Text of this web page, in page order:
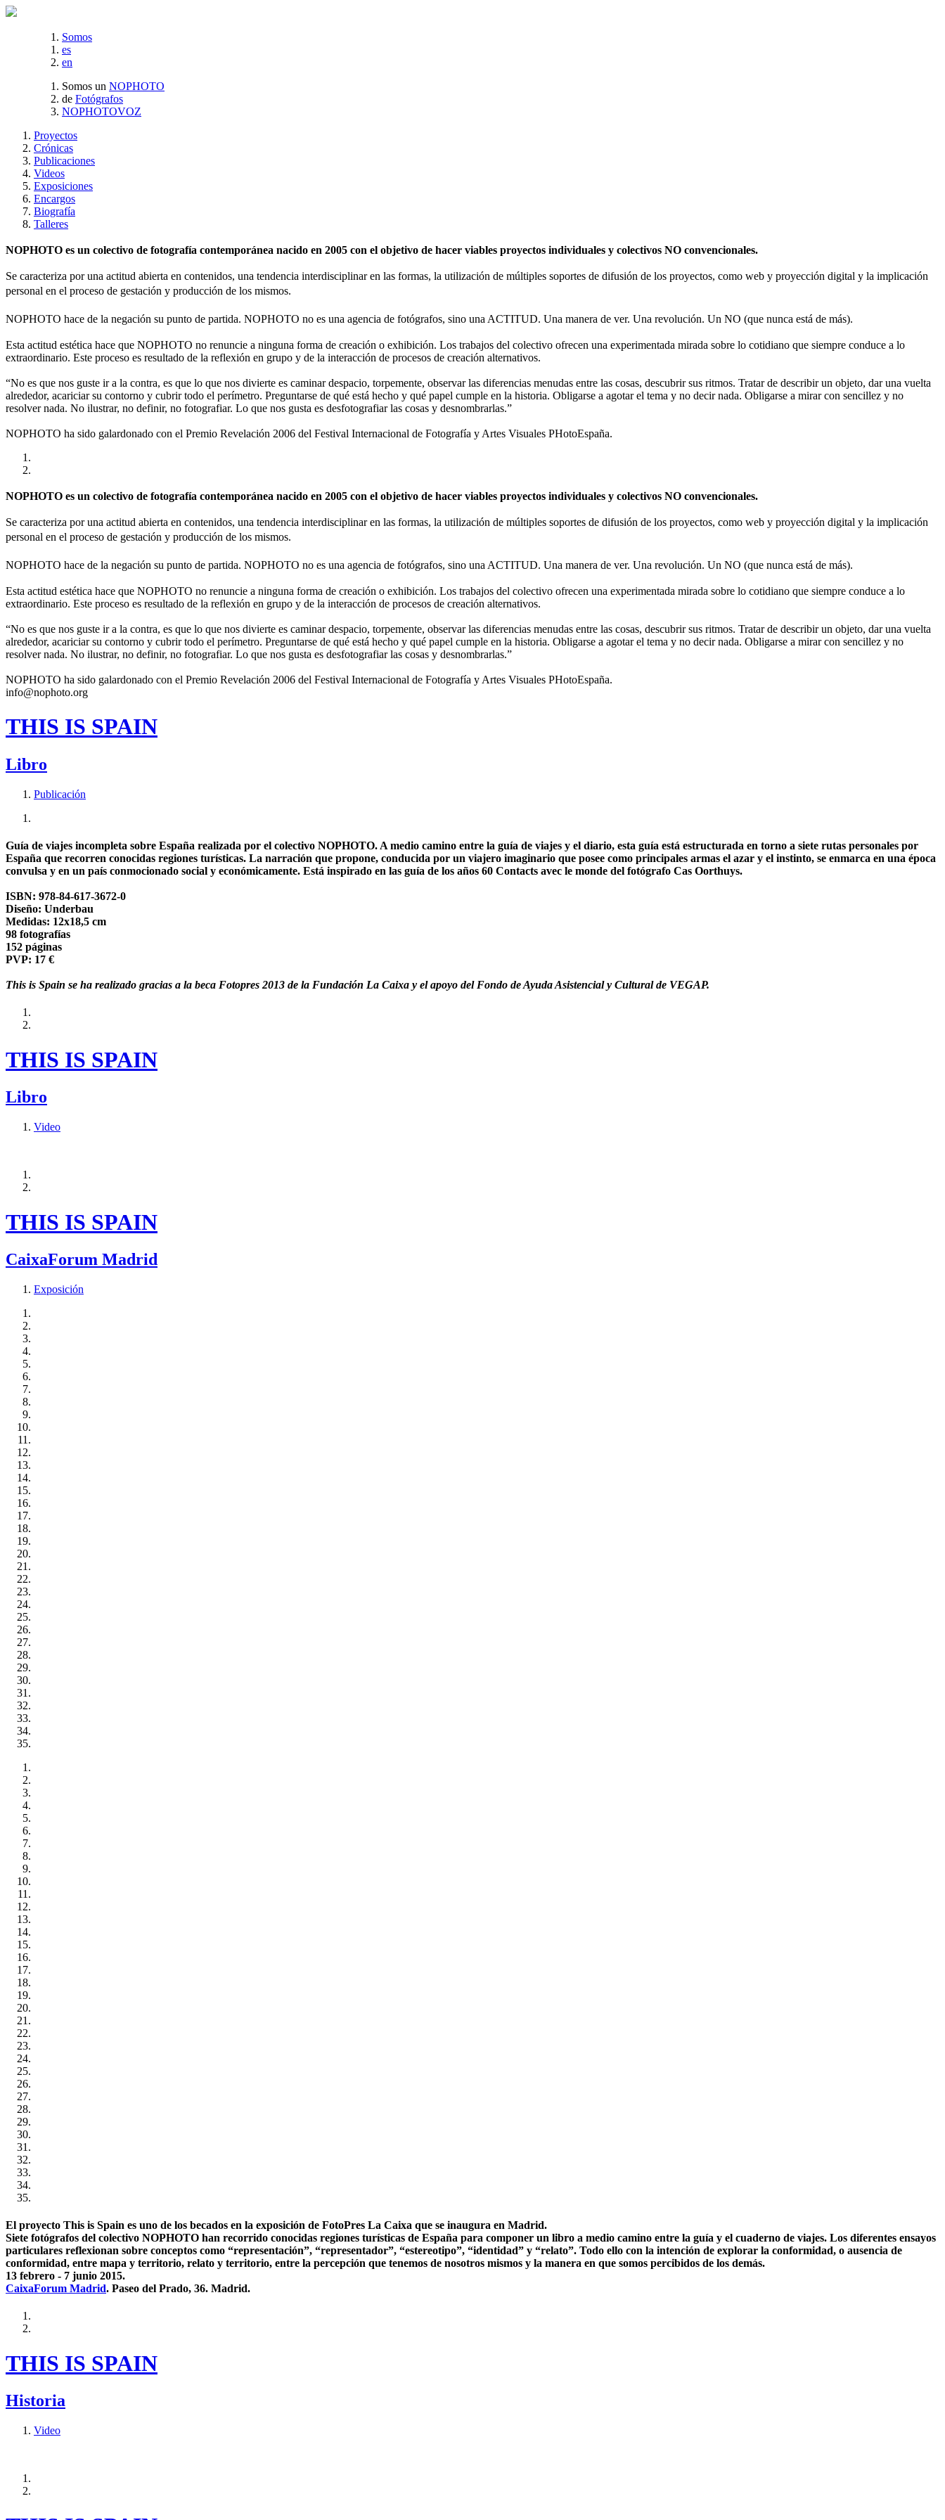
Somos
es
en
Somos un NOPHOTO
de Fotógrafos
NOPHOTOVOZ
Proyectos
Crónicas
Publicaciones
Videos
Exposiciones
Encargos
Biografía
Talleres
NOPHOTO es un colectivo de fotografía contemporánea nacido en 2005 con el objetivo de hacer viables proyectos individuales y colectivos NO convencionales.
Se caracteriza por una actitud abierta en contenidos, una tendencia interdisciplinar en las formas, la utilización de múltiples soportes de difusión de los proyectos, como web y proyección digital y la implicación
personal en el proceso de gestación y producción de los mismos.
NOPHOTO hace de la negación su punto de partida. NOPHOTO no es una agencia de fotógrafos, sino una ACTITUD. Una manera de ver. Una revolución. Un NO (que nunca está de más).
Esta actitud estética hace que NOPHOTO no renuncie a ninguna forma de creación o exhibición. Los trabajos del colectivo ofrecen una experimentada mirada sobre lo cotidiano que siempre conduce a lo
extraordinario. Este proceso es resultado de la reflexión en grupo y de la interacción de procesos de creación alternativos.
“No es que nos guste ir a la contra, es que lo que nos divierte es caminar despacio, torpemente, observar las diferencias menudas entre las cosas, descubrir sus ritmos. Tratar de describir un objeto, dar una vuelta
alrededor, acariciar su contorno y cubrir todo el perímetro. Preguntarse de qué está hecho y qué papel cumple en la historia. Obligarse a agotar el tema y no decir nada. Obligarse a mirar con sencillez y no
resolver nada. No ilustrar, no definir, no fotografiar. Lo que nos gusta es desfotografiar las cosas y desnombrarlas.”
NOPHOTO ha sido galardonado con el Premio Revelación 2006 del Festival Internacional de Fotografía y Artes Visuales PHotoEspaña.
NOPHOTO es un colectivo de fotografía contemporánea nacido en 2005 con el objetivo de hacer viables proyectos individuales y colectivos NO convencionales.
Se caracteriza por una actitud abierta en contenidos, una tendencia interdisciplinar en las formas, la utilización de múltiples soportes de difusión de los proyectos, como web y proyección digital y la implicación
personal en el proceso de gestación y producción de los mismos.
NOPHOTO hace de la negación su punto de partida. NOPHOTO no es una agencia de fotógrafos, sino una ACTITUD. Una manera de ver. Una revolución. Un NO (que nunca está de más).
Esta actitud estética hace que NOPHOTO no renuncie a ninguna forma de creación o exhibición. Los trabajos del colectivo ofrecen una experimentada mirada sobre lo cotidiano que siempre conduce a lo
extraordinario. Este proceso es resultado de la reflexión en grupo y de la interacción de procesos de creación alternativos.
“No es que nos guste ir a la contra, es que lo que nos divierte es caminar despacio, torpemente, observar las diferencias menudas entre las cosas, descubrir sus ritmos. Tratar de describir un objeto, dar una vuelta
alrededor, acariciar su contorno y cubrir todo el perímetro. Preguntarse de qué está hecho y qué papel cumple en la historia. Obligarse a agotar el tema y no decir nada. Obligarse a mirar con sencillez y no
resolver nada. No ilustrar, no definir, no fotografiar. Lo que nos gusta es desfotografiar las cosas y desnombrarlas.”
NOPHOTO ha sido galardonado con el Premio Revelación 2006 del Festival Internacional de Fotografía y Artes Visuales PHotoEspaña.
info@nophoto.org
THIS IS SPAIN
Libro
Publicación
Guía de viajes incompleta sobre España realizada por el colectivo NOPHOTO. A medio camino entre la guía de viajes y el diario, esta guía está estructurada en torno a siete rutas personales por
España que recorren conocidas regiones turísticas. La narración que propone, conducida por un viajero imaginario que posee como principales armas el azar y el instinto, se enmarca en una época
convulsa y en un país conmocionado social y económicamente. Está inspirado en las guía de los años 60 Contacts avec le monde del fotógrafo Cas Oorthuys.
ISBN: 978-84-617-3672-0
Diseño: Underbau
Medidas: 12x18,5 cm
98 fotografías
152 páginas
PVP: 17 €
This is Spain se ha realizado gracias a la beca Fotopres 2013 de la Fundación La Caixa y el apoyo del Fondo de Ayuda Asistencial y Cultural de VEGAP.
THIS IS SPAIN
Libro
Video
THIS IS SPAIN
CaixaForum Madrid
Exposición
El proyecto This is Spain es uno de los becados en la exposición de FotoPres La Caixa que se inaugura en Madrid.
Siete fotógrafos del colectivo NOPHOTO han recorrido conocidas regiones turísticas de España para componer un libro a medio camino entre la guía y el cuaderno de viajes. Los diferentes ensayos
particulares reflexionan sobre conceptos como “representación”, “representador”, “estereotipo”, “identidad” y “relato”. Todo ello con la intención de explorar la conformidad, o ausencia de
conformidad, entre mapa y territorio, relato y territorio, entre la percepción que tenemos de nosotros mismos y la manera en que somos percibidos de los demás.
13 febrero - 7 junio 2015.
CaixaForum Madrid. Paseo del Prado, 36. Madrid.
THIS IS SPAIN
Historia
Video